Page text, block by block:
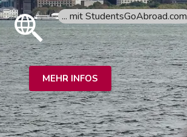
... mit StudentsGoAbroad.com
MEHR INFOS